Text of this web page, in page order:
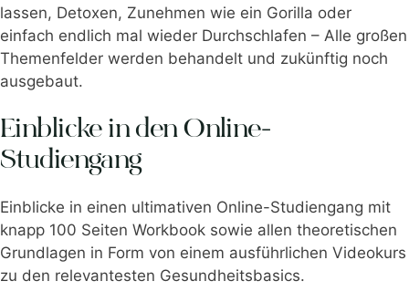
lassen, Detoxen, Zunehmen wie ein Gorilla oder
einfach endlich mal wieder Durchschlafen – Alle großen
Themenfelder werden behandelt und zukünftig noch
ausgebaut.
Einblicke in den Online-
Studiengang
Einblicke in einen ultimativen Online-Studiengang mit
knapp 100 Seiten Workbook sowie allen theoretischen
Grundlagen in Form von einem ausführlichen Videokurs
zu den relevantesten Gesundheitsbasics.